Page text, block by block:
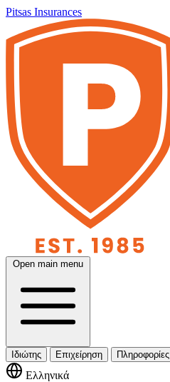
Pitsas Insurances
Open main menu
Ιδιώτης Επιχείρηση Πληροφορίες
Ελληνικά